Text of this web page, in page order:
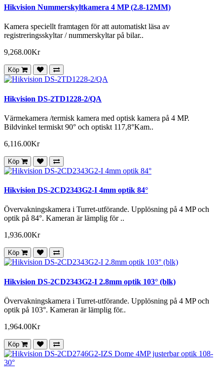
Hikvision Nummerskyltkamera 4 MP (2.8-12MM)
Kamera speciellt framtagen för att automatiskt läsa av
registreringsskyltar / nummerskyltar på bilar..
9,268.00Kr
Köp
Hikvision DS-2TD1228-2/QA
Värmekamera /termisk kamera med optisk kamera på 4 MP.
Bildvinkel termiskt 90° och optiskt 117,8°Kam..
6,116.00Kr
Köp
Hikvision DS-2CD2343G2-I 4mm optik 84°
Övervakningskamera i Turret-utförande. Upplösning på 4 MP och
optik på 84°. Kameran är lämplig för ..
1,936.00Kr
Köp
Hikvision DS-2CD2343G2-I 2.8mm optik 103° (blk)
Övervakningskamera i Turret-utförande. Upplösning på 4 MP och
optik på 103°. Kameran är lämplig för..
1,964.00Kr
Köp